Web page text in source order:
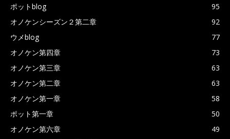
ポットblog
95
オノケンシーズン２第二章
92
ウメblog
77
オノケン第四章
73
オノケン第三章
63
オノケン第二章
63
オノケン第一章
58
ポット第一章
50
オノケン第六章
49